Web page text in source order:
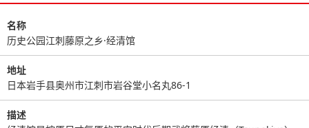
名称
历史公园江刺藤原之乡·经清馆
地址
日本岩手县奥州市江刺市岩谷堂小名丸86-1
描述